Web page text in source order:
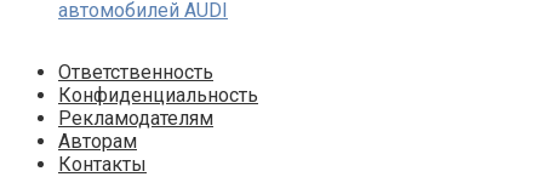
автомобилей AUDI
Ответственность
Конфиденциальность
Рекламодателям
Авторам
Контакты